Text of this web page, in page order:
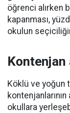
öğrenci alırken
kapanması,
okulun
Kontenjan
Köklü ve yoğun
okullara